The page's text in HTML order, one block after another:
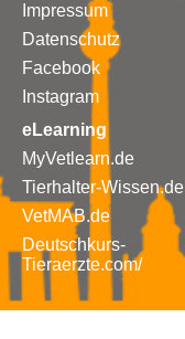
Impressum
Datenschutz
Facebook
Instagram
eLearning
MyVetlearn.de
Tierhalter-Wissen.de
VetMAB.de
Deutschkurs-
Tieraerzte.com/